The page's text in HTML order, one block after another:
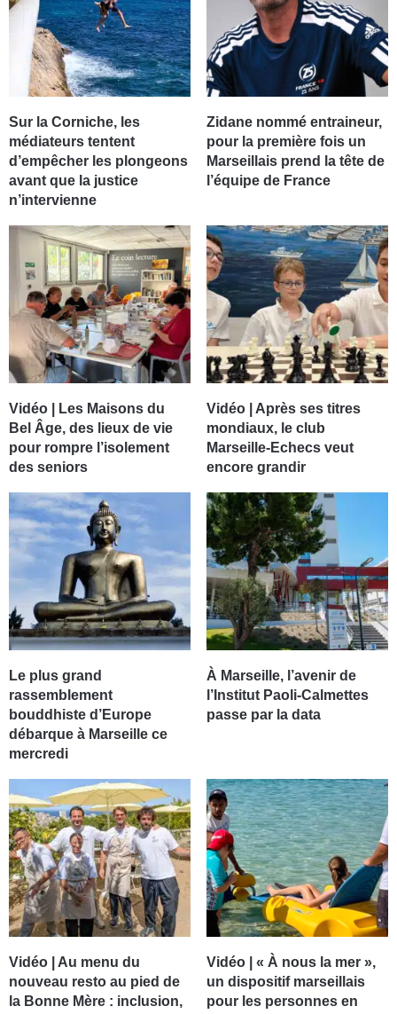
Sur la Corniche, les
médiateurs tentent
d’empêcher les plongeons
avant que la justice
n’intervienne
Zidane nommé entraineur,
pour la première fois un
Marseillais prend la tête de
l’équipe de France
Vidéo | Les Maisons du
Bel Âge, des lieux de vie
pour rompre l’isolement
des seniors
Vidéo | Après ses titres
mondiaux, le club
Marseille-Echecs veut
encore grandir
Le plus grand
rassemblement
bouddhiste d’Europe
débarque à Marseille ce
mercredi
À Marseille, l’avenir de
l’Institut Paoli-Calmettes
passe par la data
Vidéo | Au menu du
nouveau resto au pied de
la Bonne Mère : inclusion,
Vidéo | « À nous la mer »,
un dispositif marseillais
pour les personnes en